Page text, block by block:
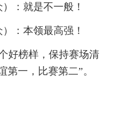
：就是不一般！
：本领最高强！
好榜样，保持赛场清
第一，比赛第二”。